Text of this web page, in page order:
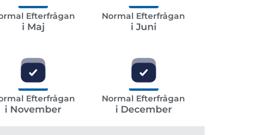
Efterfrågan
i Maj
Normal Efterfrågan
i Juni
Efterfrågan
i November
Normal Efterfrågan
i December